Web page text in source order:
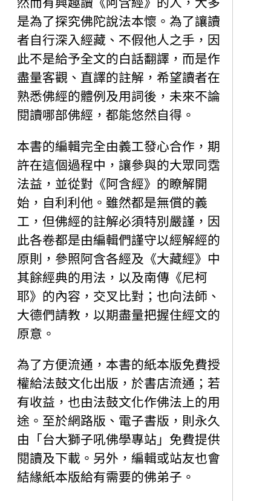
是為了探究佛陀說法本懷。為了讓讀
者自行深入經藏、不假他人之手，因
此不是給予全文的白話翻譯，而是作
盡量客觀、直譯的註解，希望讀者在
熟悉佛經的體例及用詞後，未來不論
閱讀哪部佛經，都能悠然自得。
本書的編輯完全由義工發心合作，期
許在這個過程中，讓參與的大眾同霑
法益，並從對《阿含經》的瞭解開
始，自利利他。雖然都是無償的義
工，但佛經的註解必須特別嚴謹，因
此各卷都是由編輯們謹守以經解經的
原則，參照阿含各經及《大藏經》中
其餘經典的用法，以及南傳《尼柯
耶》的內容，交叉比對；也向法師、
大德們請教，以期盡量把握住經文的
原意。
為了方便流通，本書的紙本版免費授
權給法鼓文化出版，於書店流通；若
有收益，也由法鼓文化作佛法上的用
途。至於網路版、電子書版，則永久
由「台大獅子吼佛學專站」免費提供
閱讀及下載。另外，編輯或站友也會
結緣紙本版給有需要的佛弟子。